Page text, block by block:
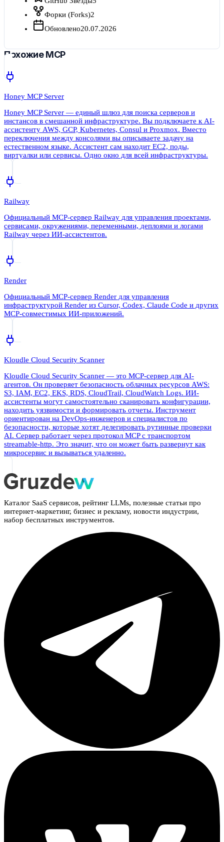
Форки (Forks)2
Обновлено20.07.2026
Похожие MCP
Honey MCP Server
Honey MCP Server — единый шлюз для поиска серверов и
инстансов в смешанной инфраструктуре. Вы подключаете к AI-
ассистенту AWS, GCP, Kubernetes, Consul и Proxmox. Вместо
переключения между консолями вы описываете задачу на
естественном языке. Ассистент сам находит EC2, поды,
виртуалки или сервисы. Одно окно для всей инфраструктуры.
Railway
Официальный MCP-сервер Railway для управления проектами,
сервисами, окружениями, переменными, деплоями и логами
Railway через ИИ-ассистентов.
Render
Официальный MCP-сервер Render для управления
инфраструктурой Render из Cursor, Codex, Claude Code и других
MCP-совместимых ИИ-приложений.
Kloudle Cloud Security Scanner
Kloudle Cloud Security Scanner — это MCP-сервер для AI-
агентов. Он проверяет безопасность облачных ресурсов AWS:
S3, IAM, EC2, EKS, RDS, CloudTrail, CloudWatch Logs. ИИ-
ассистенты могут самостоятельно сканировать конфигурации,
находить уязвимости и формировать отчеты. Инструмент
ориентирован на DevOps-инженеров и специалистов по
безопасности, которые хотят делегировать рутинные проверки
AI. Сервер работает через протокол MCP с транспортом
streamable-http. Это значит, что он может быть развернут как
микросервис и вызываться удаленно.
Каталог SaaS сервисов, рейтинг LLMs, полезные статьи про
интернет-маркетинг, бизнес и рекламу, новости индустрии,
набор бесплатных инструментов.